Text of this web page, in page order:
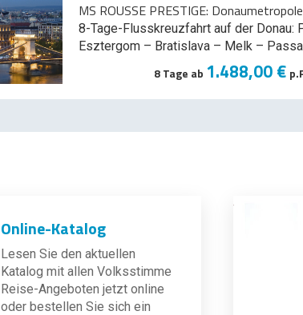
MS ROUSSE PRESTIGE:
8-Tage-Flusskreuzfahrt auf der
Esztergom – Bratislava – Melk –
8 Tage ab 1.488,00 €
Online-Katalog
Lesen Sie den aktuellen
Katalog mit allen Volksstimme
Reise-Angeboten jetzt online
oder bestellen Sie sich ein